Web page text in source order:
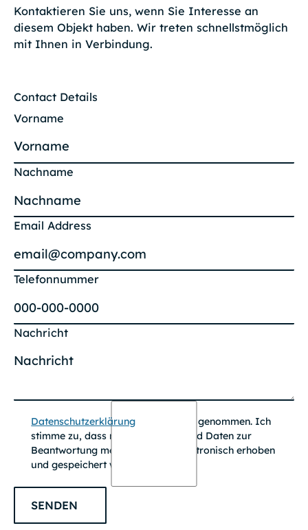
Kontaktieren Sie uns, wenn Sie Interesse an
diesem Objekt haben. Wir treten schnellstmöglich
mit Ihnen in Verbindung.
Contact Details
Vorname
Nachname
Email Address
Telefonnummer
Nachricht
Datenschutzerklärung zur Kenntnis genommen. Ich
stimme zu, dass meine Angaben und Daten zur
Beantwortung meiner Anfrage elektronisch erhoben
und gespeichert werden.
SENDEN